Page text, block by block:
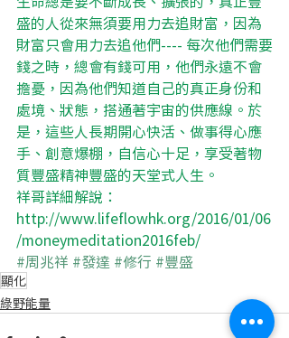
盛的人從來無須要用力去追財富，因為
財富只會用力去追他們---- 每次他們需要
錢之時，總會有錢可用，他們永遠不會
擔憂，因為他們知道自己的真正身份和
處境、狀態，搭通著宇宙的供應線。於
是，這些人長期開心快活、做事得心應
手、創意爆棚，自信心十足，享受著物
質豐盛精神豐盛的天堂式人生。
祥哥詳細解說：
http://www.lifeflowhk.org/2016/01/06
/moneymeditation2016feb/
#周兆祥 #發達 #修行 #豐盛
顯化
綠野能量